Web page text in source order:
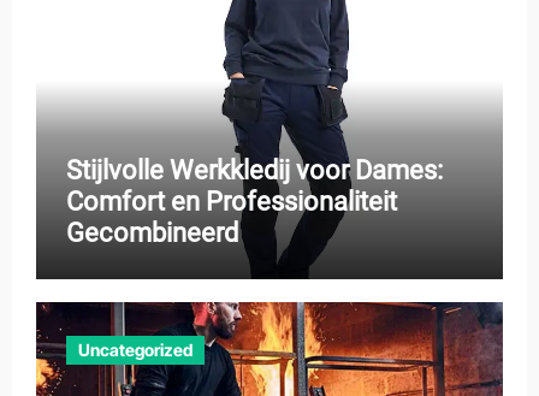
Stijlvolle Werkkledij voor Dames:
Comfort en Professionaliteit
Gecombineerd
Uncategorized